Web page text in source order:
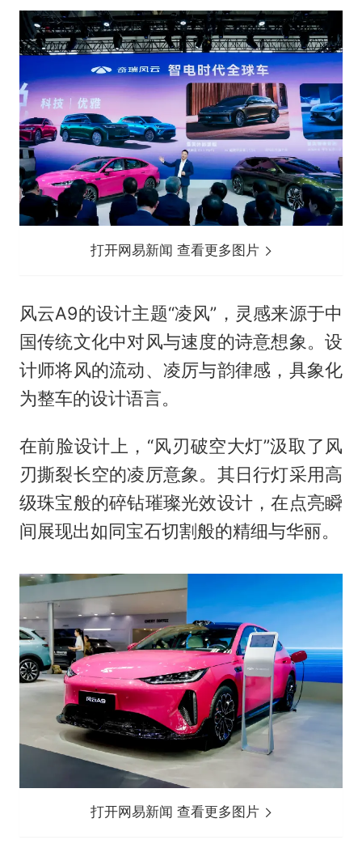
打开网易新闻 查看更多图片
风云A9的设计主题“凌风”，灵感来源于中
国传统文化中对风与速度的诗意想象。设
计师将风的流动、凌厉与韵律感，具象化
为整车的设计语言。
在前脸设计上，“风刃破空大灯”汲取了风
刃撕裂长空的凌厉意象。其日行灯采用高
级珠宝般的碎钻璀璨光效设计，在点亮瞬
间展现出如同宝石切割般的精细与华丽。
打开网易新闻 查看更多图片